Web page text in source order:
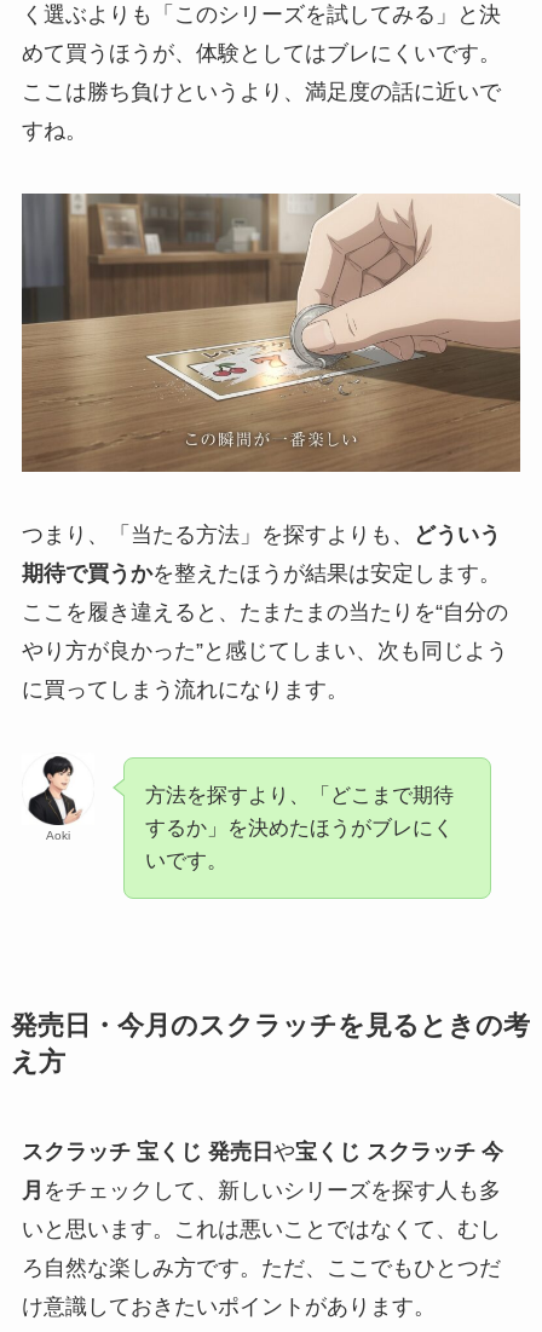
く選ぶよりも「このシリーズを試してみる」と決
めて買うほうが、体験としてはブレにくいです。
ここは勝ち負けというより、満足度の話に近いで
すね。
つまり、「当たる方法」を探すよりも、
どういう
期待で買うかを整えたほうが結果は安定します。
ここを履き違えると、たまたまの当たりを“自分の
やり方が良かった”と感じてしまい、次も同じよう
に買ってしまう流れになります。
Aoki
方法を探すより、「どこまで期待
するか」を決めたほうがブレにく
いです。
発売日・今月のスクラッチを見るときの考
え方
スクラッチ 宝くじ 発売日 や宝くじ スクラッチ 今
月 をチェックして、新しいシリーズを探す人も多
いと思います。これは悪いことではなくて、むし
ろ自然な楽しみ方です。ただ、ここでもひとつだ
け意識しておきたいポイントがあります。